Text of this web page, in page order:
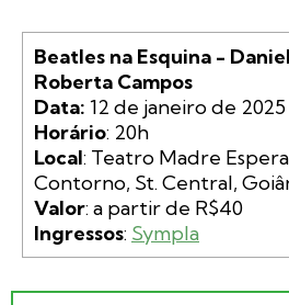
Beatles na Esquina -
Roberta Campos
Data:
Horário
Local: Teatro Madre
Valor
Ingressos: Sympla